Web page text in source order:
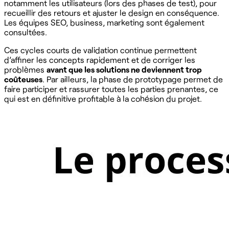
notamment les utilisateurs (lors des phases de test), pour
recueillir des retours et ajuster le design en conséquence.
Les équipes SEO, business, marketing sont également
consultées.
Ces cycles courts de validation continue permettent
d’affiner les concepts rapidement et de corriger les
problèmes avant que les solutions ne deviennent trop
coûteuses. Par ailleurs, la phase de prototypage permet de
faire participer et rassurer toutes les parties prenantes, ce
qui est en définitive profitable à la cohésion du projet.